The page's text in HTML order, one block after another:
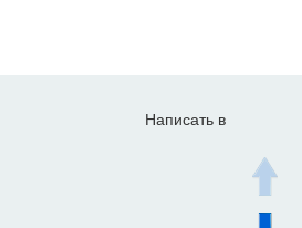
Написать в